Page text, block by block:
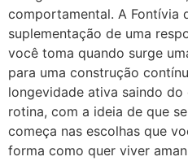
comportamental. A Fontívia
suplementação de uma
você toma quando surge
para uma construção
longevidade ativa saindo
rotina, com a ideia de que
começa nas escolhas que
forma como quer viver